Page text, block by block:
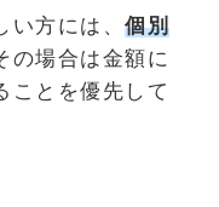
方には、 個別
の場合は金額に
ことを優先して